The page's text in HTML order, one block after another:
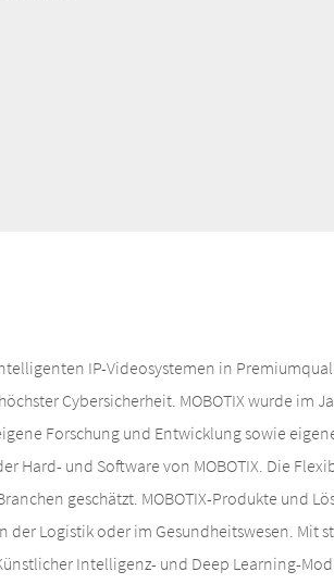
IP-Videosystemen in
Cybersicherheit. MOBOTIX wurde im
Forschung und Entwicklung sowie
Hard- und Software von MOBOTIX. Die
geschätzt. MOBOTIX-Produkte und
Logistik oder im Gesundheitswesen.
Intelligenz- und Deep Learning-